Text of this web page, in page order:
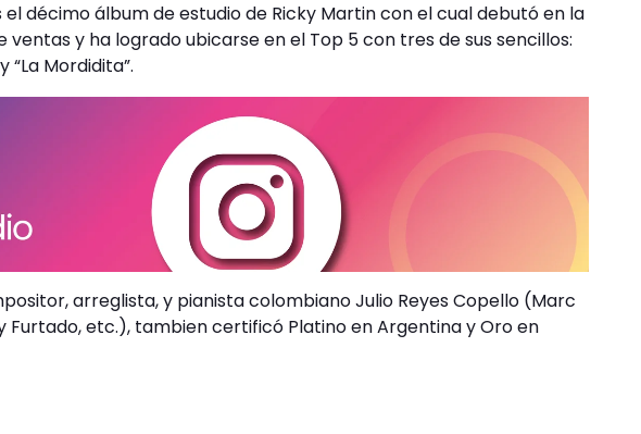
el décimo álbum de estudio de Ricky Martin con el cual debutó en la
y ha logrado ubicarse en el Top 5 con tres de sus sencillos:
“La Mordidita”.
arreglista, y pianista colombiano Julio Reyes Copello (Marc
Furtado, etc.), tambien certificó Platino en Argentina y Oro en